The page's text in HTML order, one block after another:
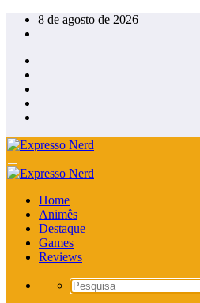
Pular
para
conteúdo
8 de agosto de 2026
Home
Animês
Destaque
Games
Reviews